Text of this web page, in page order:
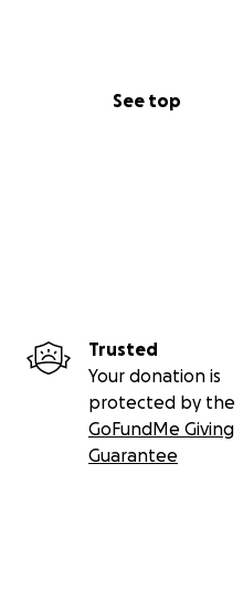
See top
Trusted
Your donation is
protected by the
GoFundMe Giving
Guarantee